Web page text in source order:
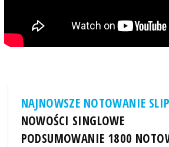
NAJNOWSZE NOTOWANIE SLIP
NOWOŚCI SINGLOWE
PODSUMOWANIE 1800